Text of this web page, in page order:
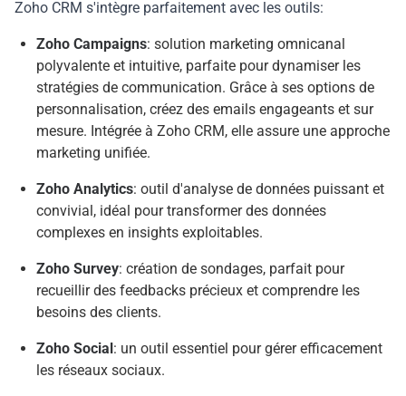
Zoho CRM s'intègre parfaitement avec les outils:
Zoho Campaigns: solution marketing omnicanal
polyvalente et intuitive, parfaite pour dynamiser les
stratégies de communication. Grâce à ses options de
personnalisation, créez des emails engageants et sur
mesure. Intégrée à Zoho CRM, elle assure une approche
marketing unifiée.
Zoho Analytics: outil d'analyse de données puissant et
convivial, idéal pour transformer des données
complexes en insights exploitables.
Zoho Survey: création de sondages, parfait pour
recueillir des feedbacks précieux et comprendre les
besoins des clients.
Zoho Social: un outil essentiel pour gérer efficacement
les réseaux sociaux.